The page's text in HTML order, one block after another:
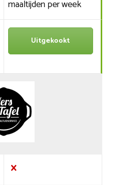
maaltijden per week
Uitgekookt